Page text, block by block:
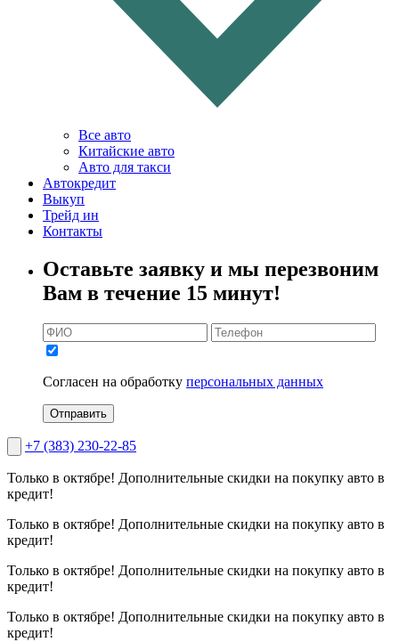
Все авто
Китайские авто
Авто для такси
Автокредит
Выкуп
Трейд ин
Контакты
Оставьте заявку и мы перезвоним
Вам в течение 15 минут!
Согласен на обработку персональных данных
Отправить
+7 (383) 230-22-85
Только в октябре! Дополнительные скидки на покупку авто в
кредит!
Только в октябре! Дополнительные скидки на покупку авто в
кредит!
Только в октябре! Дополнительные скидки на покупку авто в
кредит!
Только в октябре! Дополнительные скидки на покупку авто в
кредит!